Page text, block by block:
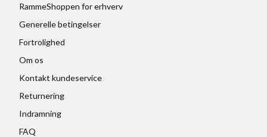
RammeShoppen for erhverv
Generelle betingelser
Fortrolighed
Om os
Kontakt kundeservice
Returnering
Indramning
FAQ